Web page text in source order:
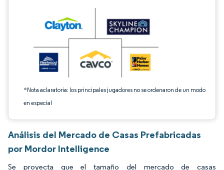
*Nota aclaratoria: los principales jugadores no se ordenaron de un modo
en especial
Análisis del Mercado de Casas Prefabricadas
por Mordor Intelligence
Se proyecta que el tamaño del mercado de casas